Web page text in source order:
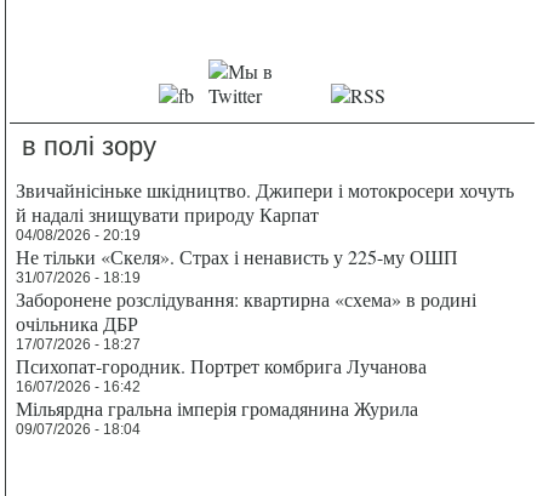
в полі зору
Звичайнісіньке шкідництво. Джипери і мотокросери хочуть
й надалі знищувати природу Карпат
04/08/2026 - 20:19
Не тільки «Скеля». Страх і ненависть у 225-му ОШП
31/07/2026 - 18:19
Заборонене розслідування: квартирна «схема» в родині
очільника ДБР
17/07/2026 - 18:27
Психопат-городник. Портрет комбрига Лучанова
16/07/2026 - 16:42
Мільярдна гральна імперія громадянина Журила
09/07/2026 - 18:04